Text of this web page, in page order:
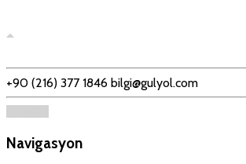
+90 (216) 377 1846 bilgi@gulyol.com
Navigasyon